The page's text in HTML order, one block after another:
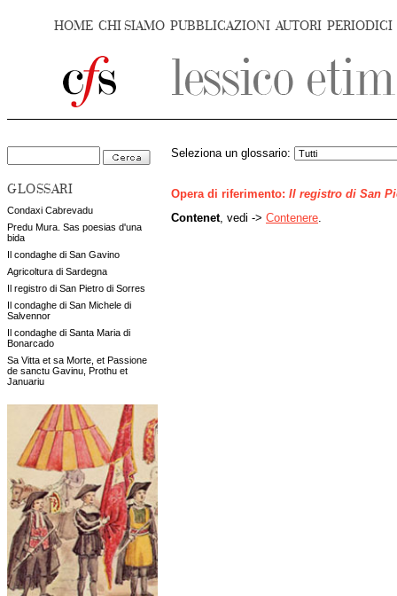
HOME CHI SIAMO PUBBLICAZIONI AUTORI PERIODICI
GLOSSARI
Condaxi Cabrevadu
Predu Mura. Sas poesias d'una
bida
Il condaghe di San Gavino
Agricoltura di Sardegna
Il registro di San Pietro di Sorres
Il condaghe di San Michele di
Salvennor
Il condaghe di Santa Maria di
Bonarcado
Sa Vitta et sa Morte, et Passione
de sanctu Gavinu, Prothu et
Januariu
Seleziona un glossario:
Opera di riferimento: Il registro di San
Contenet, vedi -> Contenere